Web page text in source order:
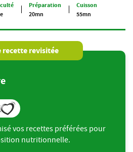
Préparation
20mn
Cuisson
55mn
recette revisitée
vos recettes préférées pour
nutritionnelle.